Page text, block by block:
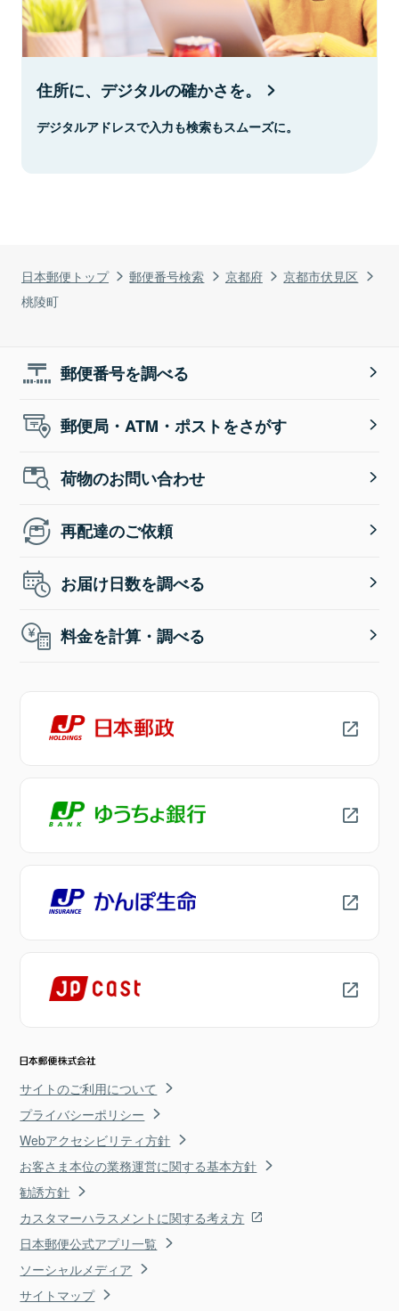
日本郵便トップ 郵便番号検索 京都府
京都市伏見区
桃陵町
住所に、デジタルの確かさを。
デジタルアドレスで入力も検索もスムーズに。
郵便番号を調べる
郵便局・ATM・ポストをさがす
荷物のお問い合わせ
再配達のご依頼
お届け日数を調べる
料金を計算・調べる
サイトのご利用について
プライバシーポリシー
Webアクセシビリティ方針
お客さま本位の業務運営に関する基本方針
勧誘方針
カスタマーハラスメントに関する考え方
日本郵便公式アプリ一覧
ソーシャルメディア
サイトマップ